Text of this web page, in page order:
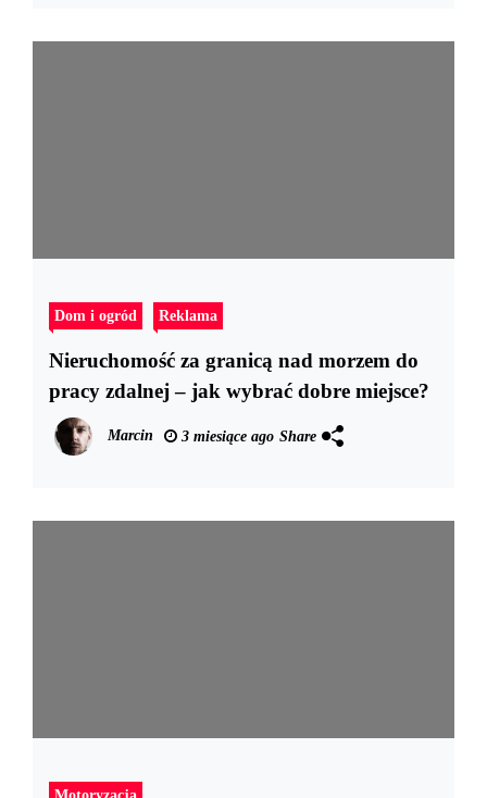
Dom i ogród Reklama
Nieruchomość za granicą nad morzem do
pracy zdalnej – jak wybrać dobre miejsce?
Marcin 3 miesiące ago Share